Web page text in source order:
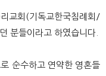
교회(기독교한국침례회/
분들이라고 하였습니다.
순수하고 연약한 영혼들